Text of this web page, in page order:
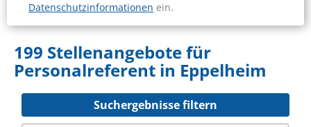
Datenschutzinformationen ein.
199 Stellenangebote für
Personalreferent in Eppelheim
Suchergebnisse filtern